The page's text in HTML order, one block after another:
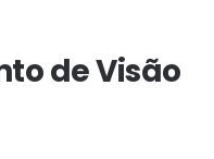
de Visão